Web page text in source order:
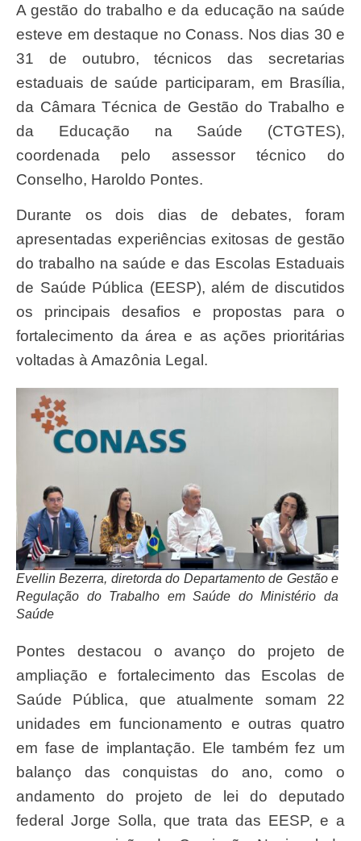
A gestão do trabalho e da educação na saúde
esteve em destaque no Conass. Nos dias 30 e
31 de outubro, técnicos das secretarias
estaduais de saúde participaram, em Brasília,
da Câmara Técnica de Gestão do Trabalho e
da Educação na Saúde (CTGTES),
coordenada pelo assessor técnico do
Conselho, Haroldo Pontes.
Durante os dois dias de debates, foram
apresentadas experiências exitosas de gestão
do trabalho na saúde e das Escolas Estaduais
de Saúde Pública (EESP), além de discutidos
os principais desafios e propostas para o
fortalecimento da área e as ações prioritárias
voltadas à Amazônia Legal.
Evellin Bezerra, diretorda do Departamento de Gestão e
Regulação do Trabalho em Saúde do Ministério da
Saúde
Pontes destacou o avanço do projeto de
ampliação e fortalecimento das Escolas de
Saúde Pública, que atualmente somam 22
unidades em funcionamento e outras quatro
em fase de implantação. Ele também fez um
balanço das conquistas do ano, como o
andamento do projeto de lei do deputado
federal Jorge Solla, que trata das EESP, e a